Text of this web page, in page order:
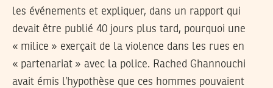
les événements et expliquer, dans un rapport qui
devait être publié 40 jours plus tard, pourquoi une
« milice » exerçait de la violence dans les rues en
« partenariat » avec la police. Rached Ghannouchi
avait émis l’hypothèse que ces hommes pouvaient